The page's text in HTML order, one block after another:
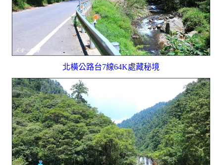
北橫公路台7線64K處藏秘境